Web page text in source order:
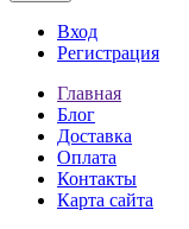
Вход
Регистрация
Главная
Блог
Доставка
Оплата
Контакты
Карта сайта